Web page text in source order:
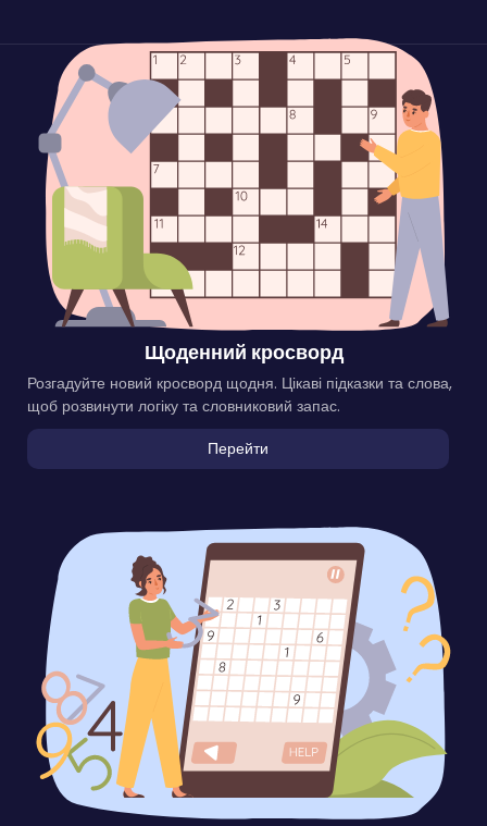
Щоденний кросворд
Розгадуйте новий кросворд щодня. Цікаві підказки та слова,
щоб розвинути логіку та словниковий запас.
Перейти